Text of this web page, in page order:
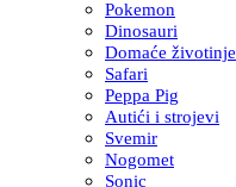
Pokemon
Dinosauri
Domaće životinje
Safari
Peppa Pig
Autići i strojevi
Svemir
Nogomet
Sonic